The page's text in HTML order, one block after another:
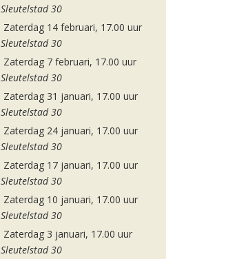
Sleutelstad 30
Zaterdag 14 februari, 17.00 uur
Sleutelstad 30
Zaterdag 7 februari, 17.00 uur
Sleutelstad 30
Zaterdag 31 januari, 17.00 uur
Sleutelstad 30
Zaterdag 24 januari, 17.00 uur
Sleutelstad 30
Zaterdag 17 januari, 17.00 uur
Sleutelstad 30
Zaterdag 10 januari, 17.00 uur
Sleutelstad 30
Zaterdag 3 januari, 17.00 uur
Sleutelstad 30